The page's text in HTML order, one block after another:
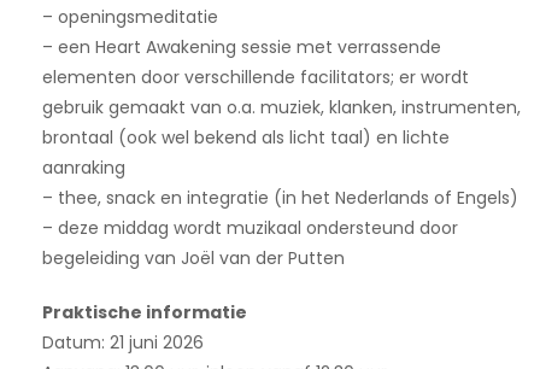
– openingsmeditatie
– een Heart Awakening sessie met verrassende
elementen door verschillende facilitators; er wordt
gebruik gemaakt van o.a. muziek, klanken, instrumenten,
brontaal (ook wel bekend als licht taal) en lichte
aanraking
– thee, snack en integratie (in het Nederlands of Engels)
– deze middag wordt muzikaal ondersteund door
begeleiding van Joël van der Putten
Praktische informatie
Datum: 21 juni 2026